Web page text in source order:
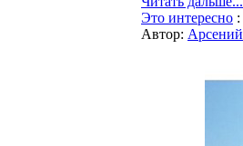
Это интересно :
Автор: Арсений